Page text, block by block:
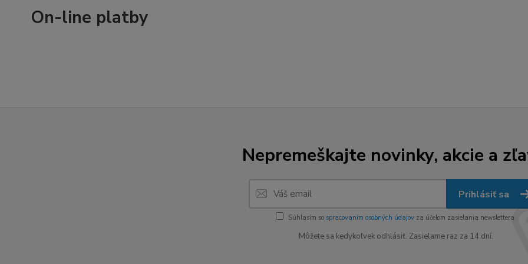
On-line platby
Nepremeškajte novinky, akcie a
Prihlásiť sa
Súhlasím so spracovaním osobných údajov za účelom zasielania newslettera.
Môžete sa kedykoľvek odhlásiť. Zasielame raz za 14 dní.